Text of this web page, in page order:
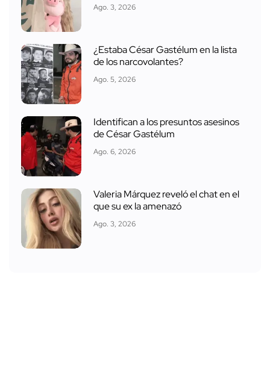
Ago. 3, 2026
¿Estaba César Gastélum en la lista
de los narcovolantes?
Ago. 5, 2026
Identifican a los presuntos asesinos
de César Gastélum
Ago. 6, 2026
Valeria Márquez reveló el chat en el
que su ex la amenazó
Ago. 3, 2026